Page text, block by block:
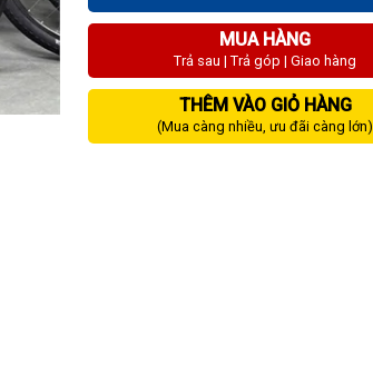
MUA HÀNG
Trả sau | Trả góp | Giao hàng
THÊM VÀO GIỎ HÀNG
(Mua càng nhiều, ưu đãi càng lớn)